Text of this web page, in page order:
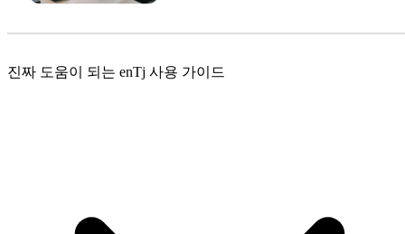
진짜 도움이 되는 enTj 사용 가이드